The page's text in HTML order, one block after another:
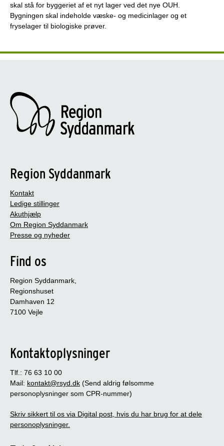
skal stå for byggeriet af et nyt lager ved det nye OUH.
Bygningen skal indeholde væske- og medicinlager og et
fryselager til biologiske prøver.
Region Syddanmark
Kontakt
Ledige stillinger
Akuthjælp
Om Region Syddanmark
Presse og nyheder
Find os
Region Syddanmark,
Regionshuset
Damhaven 12
7100 Vejle
Kontaktoplysninger
Tlf.: 76 63 10 00
Mail: kontakt@rsyd.dk (Send aldrig følsomme
personoplysninger som CPR-nummer)
Skriv sikkert til os via Digital post, hvis du har brug for at dele
personoplysninger.